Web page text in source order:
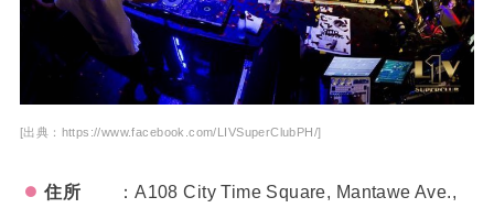
[出典：https://www.facebook.com/LIVSuperClubPH/]
住所
：A108 City Time Square, Mantawe Ave.,